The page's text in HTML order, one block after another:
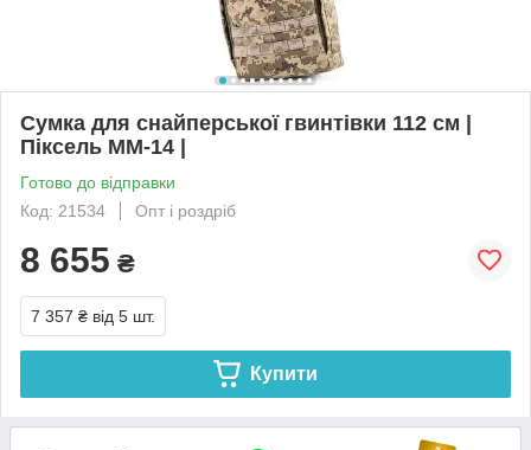
Сумка для снайперської гвинтівки 112 см |
Піксель ММ-14 |
Готово до відправки
Код: 21534
Опт і роздріб
8 655 ₴
7 357 ₴ від 5 шт.
Купити